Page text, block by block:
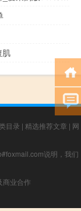
肌
目录 | 精选推荐文章 | 网
说明，我们
商业合作